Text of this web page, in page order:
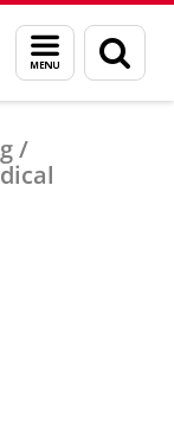
Menu
en
zoeken
/